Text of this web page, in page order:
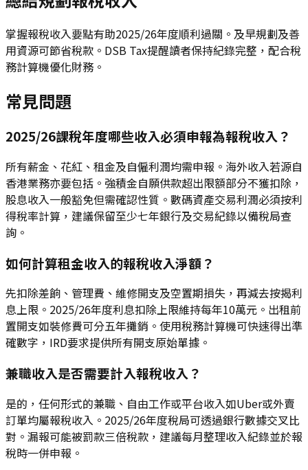
掌握報稅收入要點有助2025/26年度順利過關。及早規劃及善
用資源可節省稅款。DSB Tax提醒讀者保持紀錄完整，配合稅
務計算機優化財務。
常見問題
2025/26課稅年度哪些收入必須申報為報稅收入？
所有薪金、花紅、租金及自僱利潤均需申報。海外收入若源自
香港業務亦要包括。強積金自願供款超出限額部分不獲扣除，
股息收入一般豁免但需確認性質。數碼資產交易利潤必須按利
得稅率計算，建議保留至少七年銀行及交易紀錄以備稅局查
詢。
如何計算租金收入的報稅收入淨額？
先扣除差餉、管理費、維修開支及空置期損失，再減去按揭利
息上限。2025/26年度利息扣除上限維持每年10萬元。出租前
置開支如裝修費可分五年攤銷。使用稅務計算機可快速得出準
確數字，IRD要求提供所有開支原始單據。
兼職收入是否需要計入報稅收入？
是的，任何形式的兼職、自由工作或平台收入如Uber或外賣
訂單均屬報稅收入。2025/26年度稅局可透過銀行數據交叉比
對。漏報可能被罰款三倍稅款，建議每月整理收入紀錄並於報
稅時一併申報。